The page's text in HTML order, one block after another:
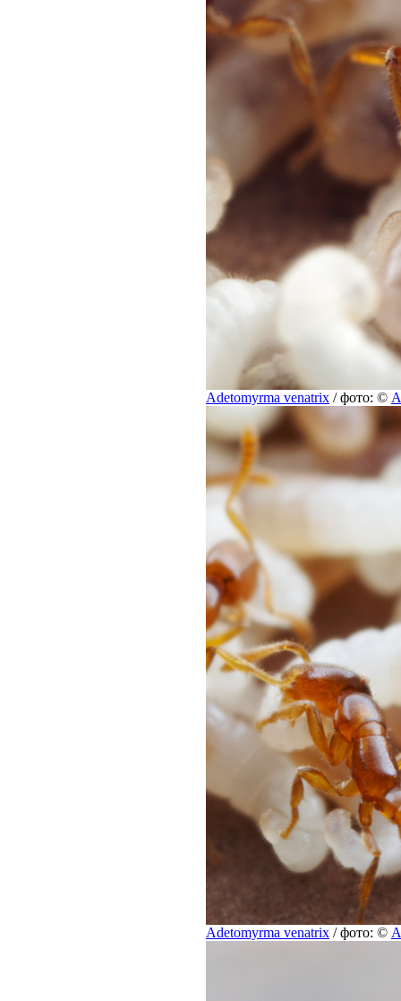
Adetomyrma venatrix / фото: ©
Adetomyrma venatrix / фото: ©